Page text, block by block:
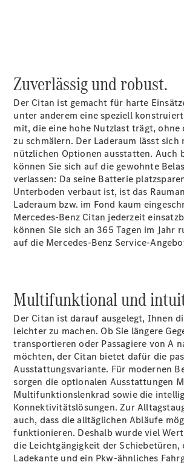
Sprinter
Sprinter
Kastenwagen
Sprinter
Tourer
Sprinter
Fahrgestell
Sprinter
Fahrgestell
Doppelkabine
Sprinter
Pritschenfahrzeug
Konfigurator
Alle Vito
Vito
Kastenwagen
Vito Mixto
Vito Tourer
Konfigurator
Zuverlässig und robust.
Der Citan ist gemacht für harte
unter anderem eine speziell
mit, die eine hohe Nutzlast trägt,
zu schmälern. Der Laderaum lässt sich
nützlichen Optionen ausstatten. Auch
können Sie sich auf die gewohnte
verlassen: Da seine Batterie
Unterboden verbaut ist, ist das
Laderaum bzw. im Fond kaum
Mercedes-Benz Citan jederzeit
können Sie sich an 365 Tagen im Jahr
auf die Mercedes-Benz Service-
Multifunktional und
Der Citan ist darauf ausgelegt, Ihnen
leichter zu machen. Ob Sie längere
transportieren oder Passagiere von A
möchten, der Citan bietet dafür die
Ausstattungsvariante. Für modernen
sorgen die optionalen Ausstattungen
Multifunktionslenkrad sowie die
Konnektivitätslösungen. Zur
auch, dass die alltäglichen Abläufe
funktionieren. Deshalb wurde viel
die Leichtgängigkeit der Schiebetüren,
Ladekante und ein Pkw-ähnliches